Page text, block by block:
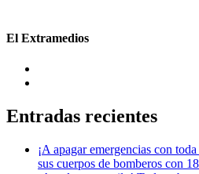
El Extramedios
Entradas recientes
¡A apagar emergencias con
sus cuerpos de bomberos con